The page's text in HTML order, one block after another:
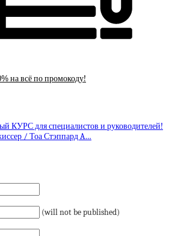
на всё по промокоду!
КУРС для специалистов и руководителей!
/ Тоа Стэппард A…
(will not be published)